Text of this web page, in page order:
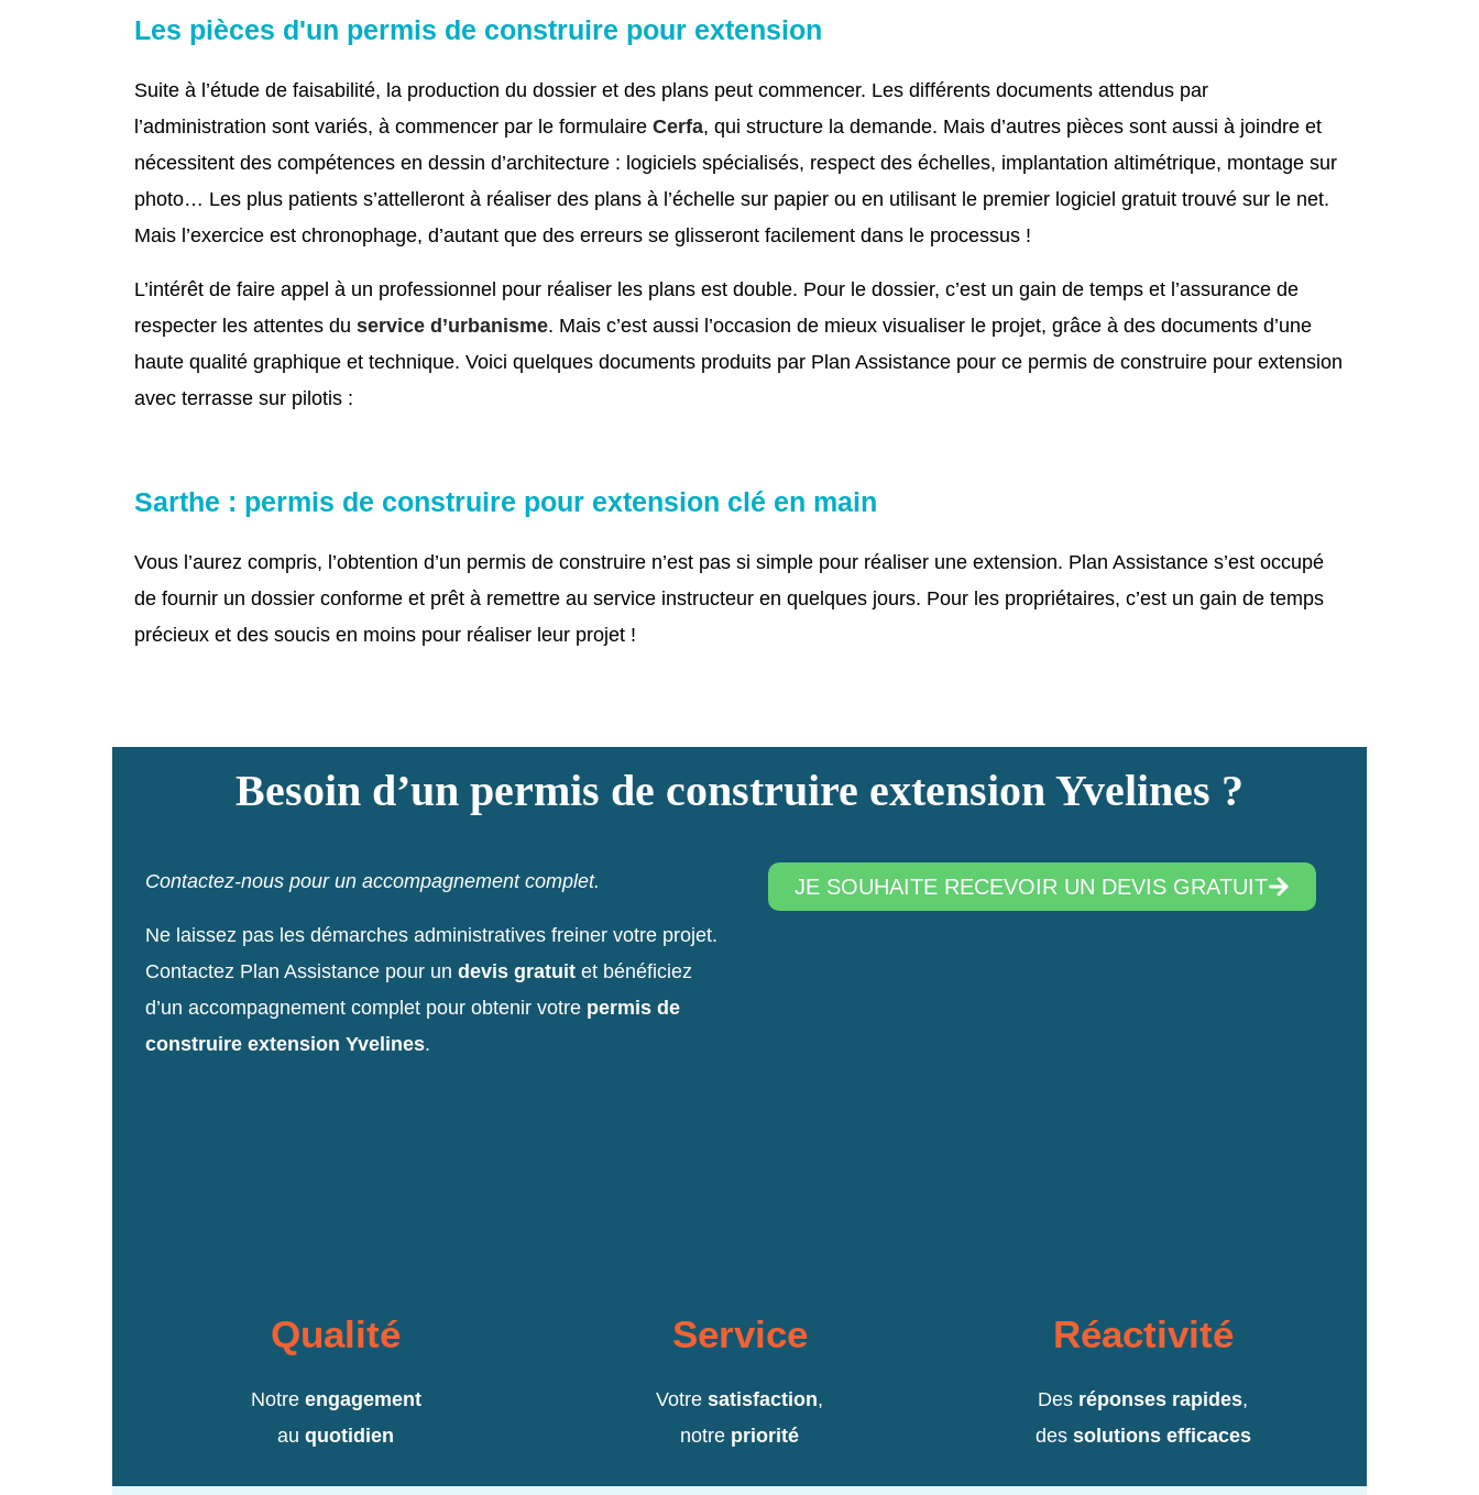
Les pièces d'un permis de construire pour extension
Suite à l’étude de faisabilité, la production du dossier et des plans peut commencer. Les différents documents attendus par
l’administration sont variés, à commencer par le formulaire Cerfa, qui structure la demande. Mais d’autres pièces sont aussi à joindre et
nécessitent des compétences en dessin d’architecture : logiciels spécialisés, respect des échelles, implantation altimétrique, montage sur
photo… Les plus patients s’attelleront à réaliser des plans à l’échelle sur papier ou en utilisant le premier logiciel gratuit trouvé sur le net.
Mais l’exercice est chronophage, d’autant que des erreurs se glisseront facilement dans le processus !
L’intérêt de faire appel à un professionnel pour réaliser les plans est double. Pour le dossier, c’est un gain de temps et l’assurance de
respecter les attentes du service d’urbanisme. Mais c’est aussi l’occasion de mieux visualiser le projet, grâce à des documents d’une
haute qualité graphique et technique. Voici quelques documents produits par Plan Assistance pour ce permis de construire pour extension
avec terrasse sur pilotis :
Sarthe : permis de construire pour extension clé en main
Vous l’aurez compris, l’obtention d’un permis de construire n’est pas si simple pour réaliser une extension. Plan Assistance s’est occupé
de fournir un dossier conforme et prêt à remettre au service instructeur en quelques jours. Pour les propriétaires, c’est un gain de temps
précieux et des soucis en moins pour réaliser leur projet !
Besoin d’un permis de construire extension Yvelines ?
Contactez-nous pour un accompagnement complet.
Ne laissez pas les démarches administratives freiner votre projet.
Contactez Plan Assistance pour un devis gratuit et bénéficiez
d’un accompagnement complet pour obtenir votre permis de
construire extension Yvelines.
JE SOUHAITE RECEVOIR UN DEVIS GRATUIT
Qualité
Notre engagement
auquotidien
Service
Votre satisfaction,
notre priorité
Réactivité
Des réponses rapides,
des solutions efficaces